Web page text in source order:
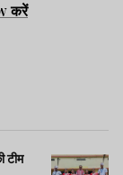
करें
टीम